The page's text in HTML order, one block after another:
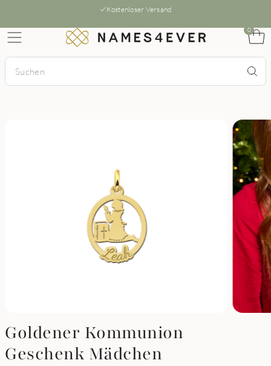
Kostenloser Versand
0
Goldener Kommunion
Geschenk Mädchen